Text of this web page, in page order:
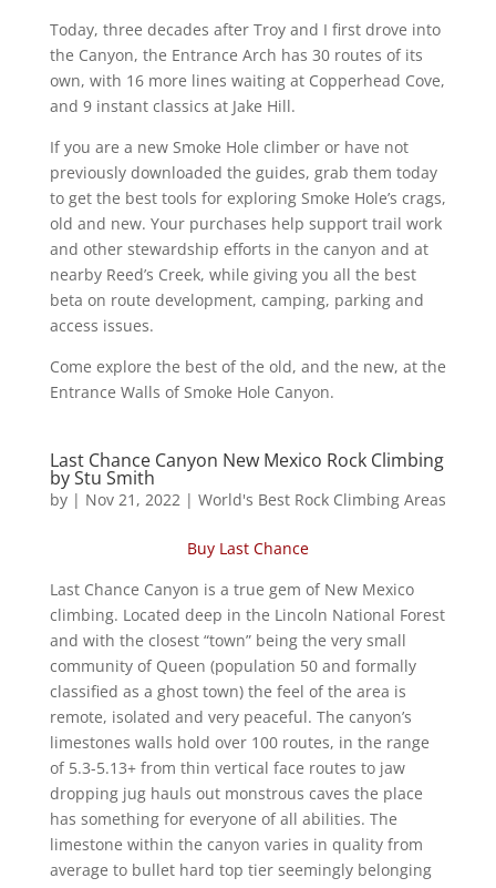
Today, three decades after Troy and I first drove into
the Canyon, the Entrance Arch has 30 routes of its
own, with 16 more lines waiting at Copperhead Cove,
and 9 instant classics at Jake Hill.
If you are a new Smoke Hole climber or have not
previously downloaded the guides, grab them today
to get the best tools for exploring Smoke Hole’s crags,
old and new. Your purchases help support trail work
and other stewardship efforts in the canyon and at
nearby Reed’s Creek, while giving you all the best
beta on route development, camping, parking and
access issues.
Come explore the best of the old, and the new, at the
Entrance Walls of Smoke Hole Canyon.
Last Chance Canyon New Mexico Rock Climbing
by Stu Smith
by | Nov 21, 2022| World's Best Rock Climbing Areas
Buy Last Chance
Last Chance Canyon is a true gem of New Mexico
climbing. Located deep in the Lincoln National Forest
and with the closest “town” being the very small
community of Queen (population 50 and formally
classified as a ghost town) the feel of the area is
remote, isolated and very peaceful. The canyon’s
limestones walls hold over 100 routes, in the range
of 5.3-5.13+ from thin vertical face routes to jaw
dropping jug hauls out monstrous caves the place
has something for everyone of all abilities. The
limestone within the canyon varies in quality from
average to bullet hard top tier seemingly belonging